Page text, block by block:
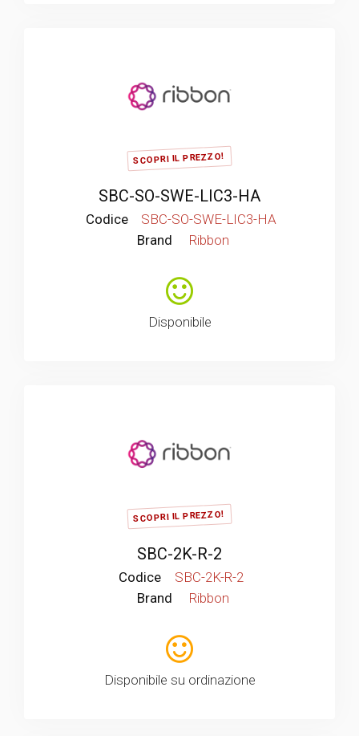
SCOPRI IL PREZZO!
SBC-SO-SWE-LIC3-HA
Codice
SBC-SO-SWE-LIC3-HA
Brand
Ribbon
Disponibile
SCOPRI IL PREZZO!
SBC-2K-R-2
Codice
SBC-2K-R-2
Brand
Ribbon
Disponibile su ordinazione